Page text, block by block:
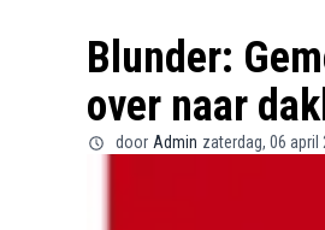
Blunder:
over naar
door Admin zaterdag, 06 april